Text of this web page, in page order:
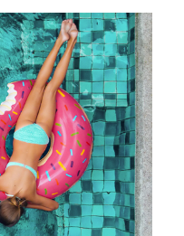
ASTROMAGII